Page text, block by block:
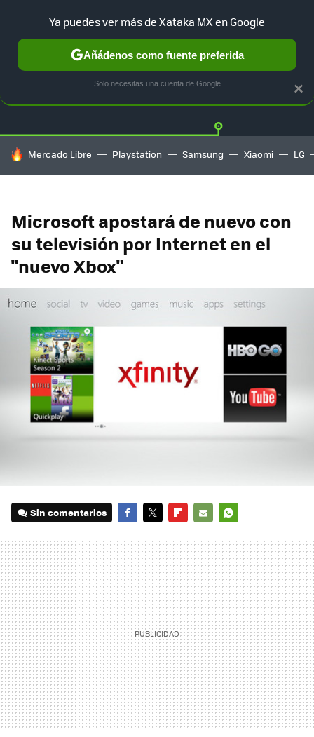
Twitter
HOY SE HABLA DE
Mercado Libre Playstation Samsung Xiaomi LG
Microsoft apostará de nuevo con
su televisión por Internet en el
"nuevo Xbox"
Sin comentarios
MAIL
×
Ya puedes ver más de Xataka MX en Google
Añádenos como fuente preferida
Solo necesitas una cuenta de Google